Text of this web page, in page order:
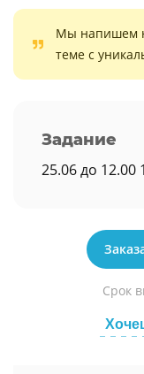
Мы напишем
теме с
Задание
25.06 до 12.00
Срок